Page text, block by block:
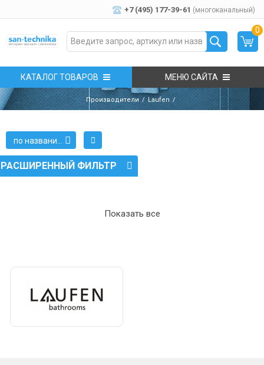
+7 (495) 177-39-61 (многоканальный)
0
КАТАЛОГ ТОВАРОВ МЕНЮ САЙТА
Производители Laufen
РАСШИРЕННЫЙ ФИЛЬТР
по названию
Показать все